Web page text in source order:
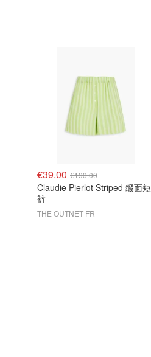
€39.00 €193.00
Claudie Pierlot Striped 缎面短
裤
THE OUTNET FR